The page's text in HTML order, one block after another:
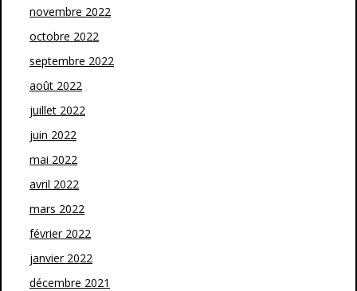
novembre 2022
octobre 2022
septembre 2022
août 2022
juillet 2022
juin 2022
mai 2022
avril 2022
mars 2022
février 2022
janvier 2022
décembre 2021